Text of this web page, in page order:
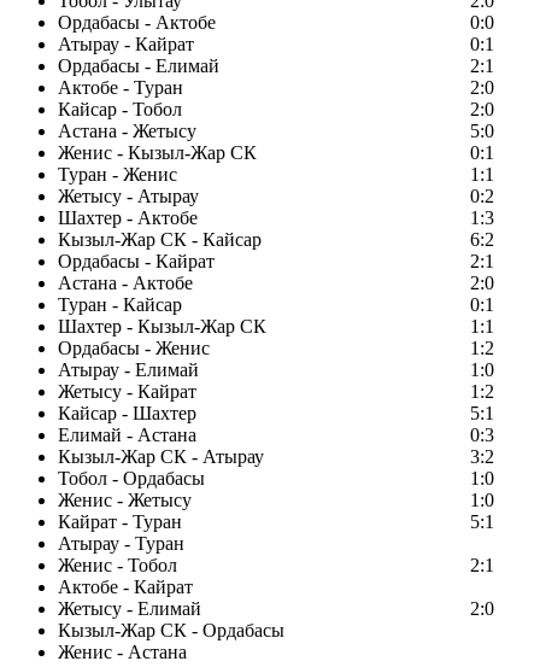
Ордабасы - Актобе
0:0
Атырау - Кайрат
0:1
Ордабасы - Елимай
2:1
Актобе - Туран
2:0
Кайсар - Тобол
2:0
Астана - Жетысу
5:0
Женис - Кызыл-Жар СК
0:1
Туран - Женис
1:1
Жетысу - Атырау
0:2
Шахтер - Актобе
1:3
Кызыл-Жар СК - Кайсар
6:2
Ордабасы - Кайрат
2:1
Астана - Актобе
2:0
Туран - Кайсар
0:1
Шахтер - Кызыл-Жар СК
1:1
Ордабасы - Женис
1:2
Атырау - Елимай
1:0
Жетысу - Кайрат
1:2
Кайсар - Шахтер
5:1
Елимай - Астана
0:3
Кызыл-Жар СК - Атырау
3:2
Тобол - Ордабасы
1:0
Женис - Жетысу
1:0
Кайрат - Туран
5:1
Атырау - Туран
Женис - Тобол
2:1
Актобе - Кайрат
Жетысу - Елимай
2:0
Кызыл-Жар СК - Ордабасы
Женис - Астана